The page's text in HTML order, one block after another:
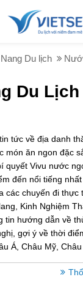
Du lịch
Du
tức về địa danh
món ăn ngon đặc
quyết Vivu nước
đến nổi tiếng
các chuyến đi thực
Kinh Nghiệm
tin hướng dẫn về
gợi ý về thời
Á, Châu Mỹ, Châu